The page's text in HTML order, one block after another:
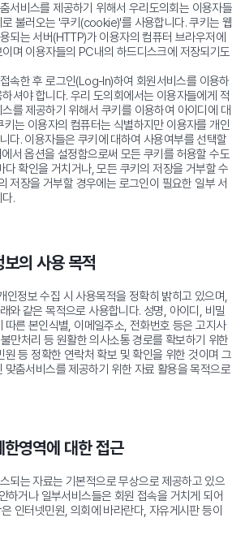
서비스를 제공하기 위해서 우리도의회는 이용자들
불러오는 '쿠키(cookie)'를 사용합니다. 쿠키는 웹
되는 서버(HTTP)가 이용자의 컴퓨터 브라우저에
며 이용자들의 PC내의 하드디스크에 저장되기도
속한 후 로그인(Log-In)하여 회원서비스를 이용하
셔야 합니다. 우리 도의회에서는 이용자들에게 적
를 제공하기 위해서 쿠키를 이용하여 아이디에 대
는 이용자의 컴퓨터는 식별하지만 이용자를 개인
다. 이용자들은 쿠키에 대하여 사용여부를 선택할
서 옵션을 설정함으로써 모든 쿠키를 허용할 수도
다 확인을 거치거나, 모든 쿠키의 저장을 거부할 수
저장을 거부할 경우에는 로그인이 필요한 일부 서
.
의 사용 목적
인정보 수집 시 사용목적을 정확히 밝히고 있으며,
와 같은 목적으로 사용합니다. 성명, 아이디, 비밀
따른 본인식별, 이메일주소, 전화번호 등은 고지사
만처리 등 원활한 의사소통 경로를 확보하기 위한
원 등 정확한 연락처 확보 및 확인을 위한 것이며 그
맞춤서비스를 제공하기 위한 자료 활용을 목적으로
영역에 대한 접근
되는 자료는 기본적으로 무상으로 제공하고 있으
하거나 일부서비스들은 회원 접속을 거치게 되어
인터넷민원, 의회에 바라란다, 자유게시판 등이